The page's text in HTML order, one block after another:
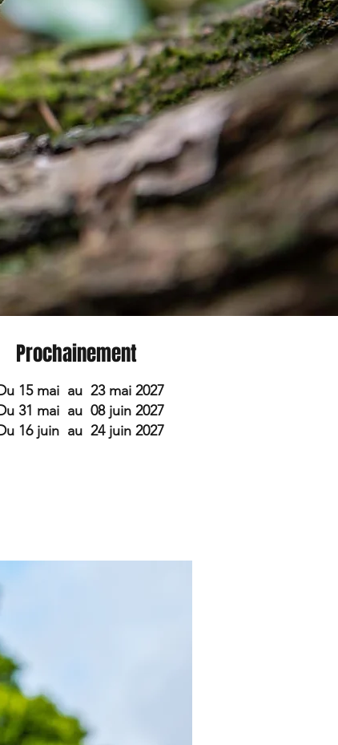
Prochainement
15 mai au 23 mai 2027
31 mai au 08 juin 2027
16 juin au 24 juin 2027